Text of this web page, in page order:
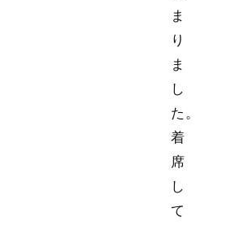
ま
り
ま
し
た。
着
席
し
て